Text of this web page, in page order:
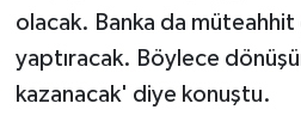
olacak. Banka da
yaptıracak. Böylece
kazanacak' diye konuştu.